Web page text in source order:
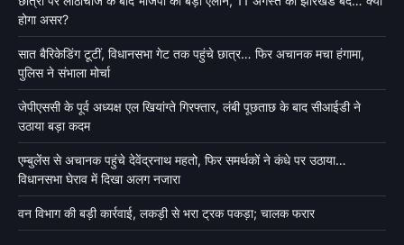
होगा असर?
सात बैरिकेडिंग टूटीं, विधानसभा गेट तक पहुंचे छात्र… फिर अचानक मचा हंगामा,
पुलिस ने संभाला मोर्चा
जेपीएससी के पूर्व अध्यक्ष एल खियांग्ते गिरफ्तार, लंबी पूछताछ के बाद सीआईडी ने
उठाया बड़ा कदम
एम्बुलेंस से अचानक पहुंचे देवेंद्रनाथ महतो, फिर समर्थकों ने कंधे पर उठाया…
विधानसभा घेराव में दिखा अलग नजारा
वन विभाग की बड़ी कार्रवाई, लकड़ी से भरा ट्रक पकड़ा; चालक फरार